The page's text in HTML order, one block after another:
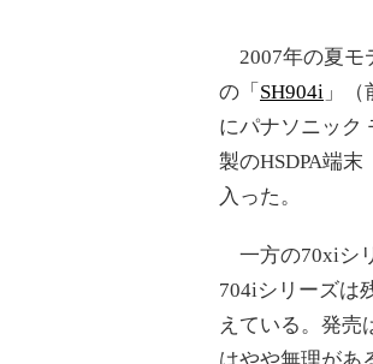
2007年の夏モ
の「 SH904i 」
にパナソニック
製のHSDPA端末
入った。
一方の70xiシ
704iシリーズは
えている。発売